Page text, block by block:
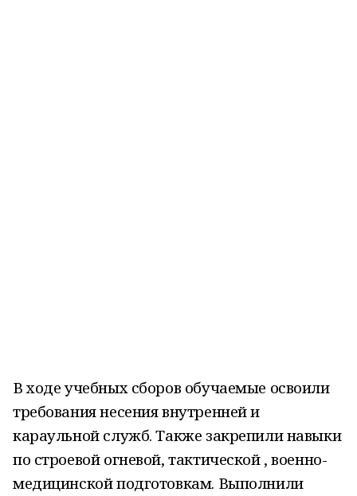
В ходе учебных сборов обучаемые освоили
требованиянесения внутренней и
караульной служб. Также закрепили навыки
по строевой огневой, тактической , военно-
медицинской подготовкам. Выполнили